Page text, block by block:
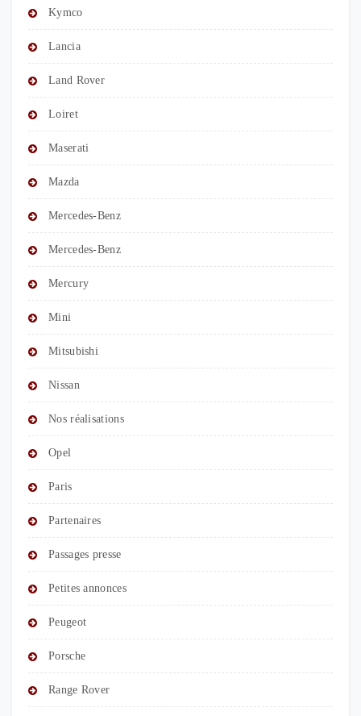
Kymco
Lancia
Land Rover
Loiret
Maserati
Mazda
Mercedes-Benz
Mercedes-Benz
Mercury
Mini
Mitsubishi
Nissan
Nos réalisations
Opel
Paris
Partenaires
Passages presse
Petites annonces
Peugeot
Porsche
Range Rover